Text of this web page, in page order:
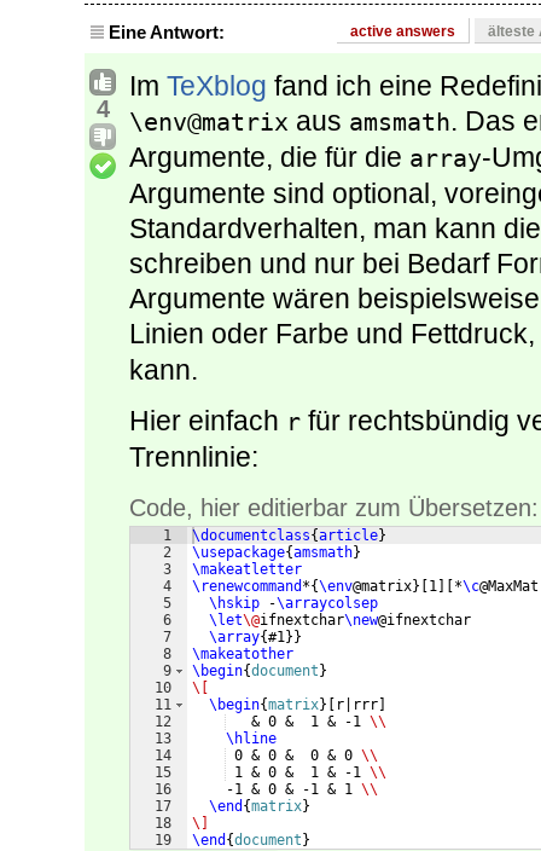
Eine Antwort: active answers älteste
4
Im TeXblog fand ich eine
\env@matrix aus amsmath. Das
Argumente, die für die array-
Argumente sind optional,
Standardverhalten, man kann
schreiben und nur bei Bedarf
Argumente wären
Linien oder Farbe und
kann.
Hier einfach r für rechtsbündig
Trennlinie:
Code, hier editierbar zum Übersetzen:
1
2
3
4
5
6
7
8
9
10
11
12
13
14
15
16
17
18
19
\documentclass{article}
\usepackage{amsmath}
\makeatletter
\renewcommand *{\env@matrix} 1 *\c
\hskip -\arraycolsep
\let\@ifnextchar\new@ifnextchar
\array{#1}}
\makeatother
\begin{document }
\[
\begin{matrix} r|rrr
   & 0 &  1 & -1
\\
\hline
0 & 0 &  0 & 0 \\
1 & 0 &  1 & -1 \\
    -1 & 0 & -1 & 1
\\
\end {matrix}
\]
\end {document }